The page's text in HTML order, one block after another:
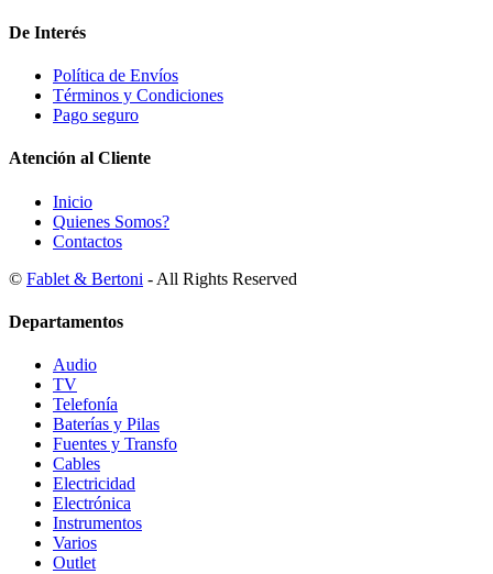
De Interés
Política de Envíos
Términos y Condiciones
Pago seguro
Atención al Cliente
Inicio
Quienes Somos?
Contactos
© Fablet & Bertoni - All Rights Reserved
Departamentos
Audio
TV
Telefonía
Baterías y Pilas
Fuentes y Transfo
Cables
Electricidad
Electrónica
Instrumentos
Varios
Outlet